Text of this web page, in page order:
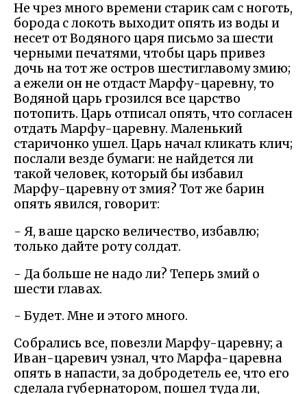
Не чрез много времени старик сам с ноготь,
борода с локоть выходит опять из воды и
несет от Водяного царя письмо за шести
черными печатями, чтобы царь привез
дочь на тот же остров шестиглавому змию;
а ежели он не отдаст Марфу-царевну, то
Водяной царь грозился все царство
потопить. Царь отписал опять, что согласен
отдать Марфу-царевну. Маленький
старичонко ушел. Царь начал кликать клич;
послали везде бумаги: не найдется ли
такой человек, который бы избавил
Марфу-царевну от змия? Тот же барин
опять явился, говорит:
- Я, ваше царско величество, избавлю;
только дайте роту солдат.
- Да больше не надо ли? Теперь змий о
шести главах.
- Будет. Мне и этого много.
Собрались все, повезли Марфу-царевну; а
Иван-царевич узнал, что Марфа-царевна
опять в напасти, за добродетель ее, что его
сделала губернатором, пошел туда ли,